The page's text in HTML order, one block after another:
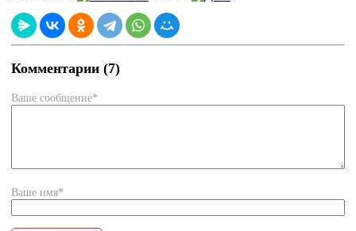
Комментарии (7)
Ваше сообщение*
Ваше имя*